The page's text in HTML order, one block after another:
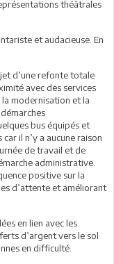
théâtrales
et audacieuse. En
d’une refonte totale
avec des services
modernisation et la
bus équipés et
il n’y a aucune raison
de travail et de
administrative.
positive sur la
d’attente et améliorant
en lien avec les
d’argent vers le sol
en difficulté.